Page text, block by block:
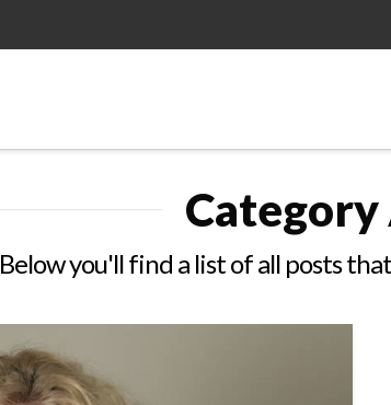
Below you'll find a list of all posts